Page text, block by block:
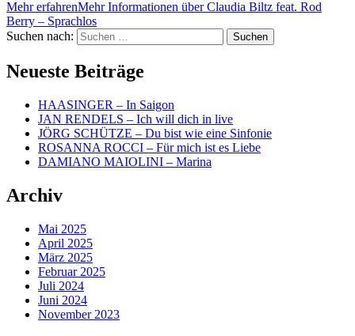
Mehr erfahrenMehr Informationen über Claudia Biltz feat. Rod
Berry – Sprachlos
Suchen nach:
Neueste Beiträge
HAASINGER – In Saigon
JAN RENDELS – Ich will dich in live
JÖRG SCHÜTZE – Du bist wie eine Sinfonie
ROSANNA ROCCI – Für mich ist es Liebe
DAMIANO MAIOLINI – Marina
Archiv
Mai 2025
April 2025
März 2025
Februar 2025
Juli 2024
Juni 2024
November 2023